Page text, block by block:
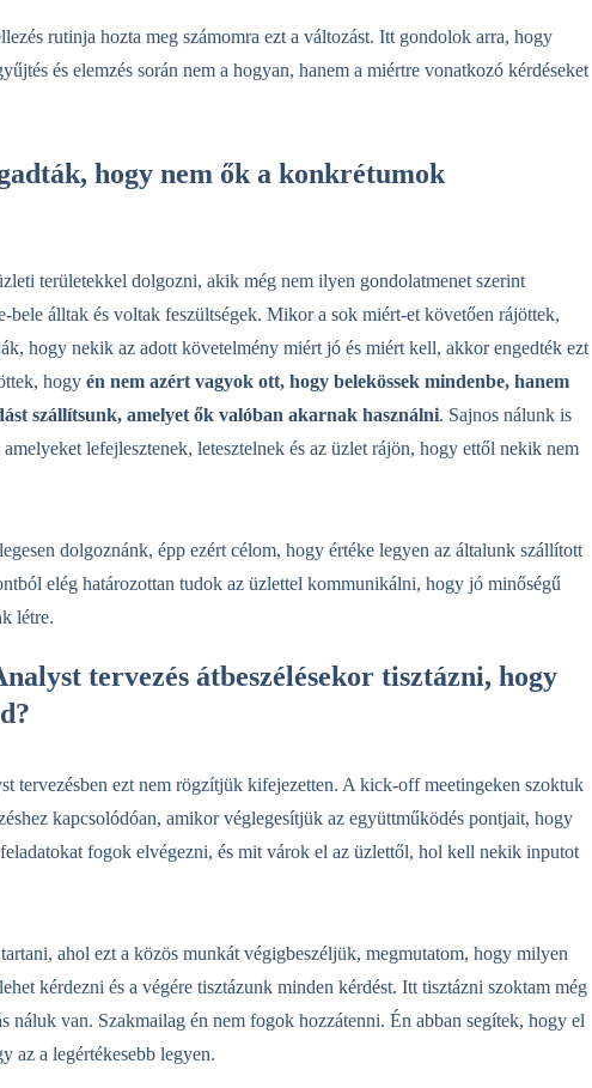
rutinja hozta meg számomra ezt a változást. Itt gondolok arra, hogy
és elemzés során nem a hogyan, hanem a miértre vonatkozó kérdéseket
hogy nem ők a konkrétumok
területekkel dolgozni, akik még nem ilyen gondolatmenet szerint
bele álltak és voltak feszültségek. Mikor a sok miért-et követően rájöttek,
hogy nekik az adott követelmény miért jó és miért kell, akkor engedték ezt
hogy én nem azért vagyok ott, hogy belekössek mindenbe, hanem
szállítsunk, amelyet ők valóban akarnak használni. Sajnos nálunk is
lefejlesztenek, letesztelnek és az üzlet rájön, hogy ettől nekik nem
dolgoznánk, épp ezért célom, hogy értéke legyen az általunk szállított
elég határozottan tudok az üzlettel kommunikálni, hogy jó minőségű
létre.
tervezés átbeszélésekor tisztázni, hogy
tervezésben ezt nem rögzítjük kifejezetten. A kick-off meetingeken szoktuk
kapcsolódóan, amikor véglegesítjük az együttműködés pontjait, hogy
fogok elvégezni, és mit várok el az üzlettől, hol kell nekik inputot
ahol ezt a közös munkát végigbeszéljük, megmutatom, hogy milyen
kérdezni és a végére tisztázunk minden kérdést. Itt tisztázni szoktam még
náluk van. Szakmailag én nem fogok hozzátenni. Én abban segítek, hogy el
az a legértékesebb legyen.